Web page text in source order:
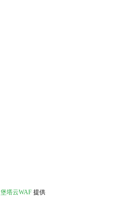
堡塔云WAF 提供